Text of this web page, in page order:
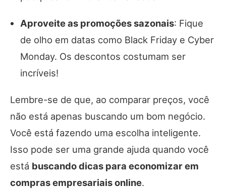
Aproveite as promoções sazonais: Fique
de olho em datas como Black Friday e Cyber
Monday. Os descontos costumam ser
incríveis!
Lembre-se de que, ao comparar preços, você
não está apenas buscando um bom negócio.
Você está fazendo uma escolha inteligente.
Isso pode ser uma grande ajuda quando você
está buscando dicas para economizar em
compras empresariais online.